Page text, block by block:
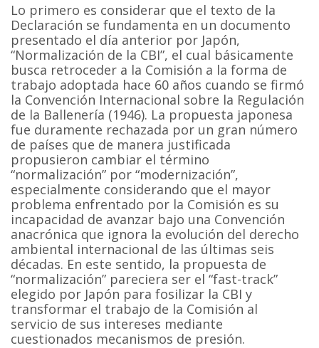
Lo primero es considerar que el texto de la
Declaración se fundamenta en un documento
presentado el día anterior por Japón,
“Normalización de la CBI”, el cual básicamente
busca retroceder a la Comisión a la forma de
trabajo adoptada hace 60 años cuando se firmó
la Convención Internacional sobre la Regulación
de la Ballenería (1946). La propuesta japonesa
fue duramente rechazada por un gran número
de países que de manera justificada
propusieron cambiar el término
“normalización” por “modernización”,
especialmente considerando que el mayor
problema enfrentado por la Comisión es su
incapacidad de avanzar bajo una Convención
anacrónica que ignora la evolución del derecho
ambiental internacional de las últimas seis
décadas. En este sentido, la propuesta de
“normalización” pareciera ser el “fast-track”
elegido por Japón para fosilizar la CBI y
transformar el trabajo de la Comisión al
servicio de sus intereses mediante
cuestionados mecanismos de presión.